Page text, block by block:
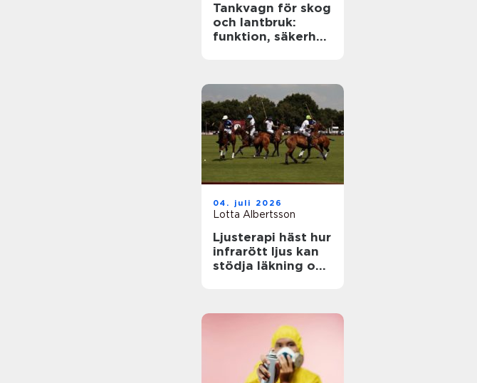
Tankvagn för skog
och lantbruk:
funktion, säkerhet
04. juli 2026
Lotta Albertsson
Ljusterapi häst hur
infrarött ljus kan
stödja läkning och